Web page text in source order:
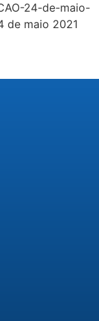
24-de-maio-
de maio 2021